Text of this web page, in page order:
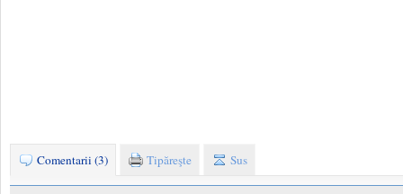
Comentarii (3) Tipăreşte Sus